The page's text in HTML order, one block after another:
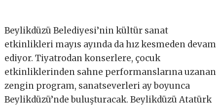
Beylikdüzü Belediyesi’nin kültür sanat
etkinlikleri mayıs ayında da hız kesmeden devam
ediyor. Tiyatrodan konserlere, çocuk
etkinliklerinden sahne performanslarına uzanan
zengin program, sanatseverleri ay boyunca
Beylikdüzü’nde buluşturacak. Beylikdüzü Atatürk